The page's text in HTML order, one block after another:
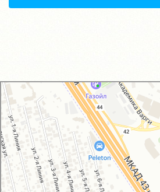
GM-City&VAG-Repair
Автосервис, автотехцентр в Москве
Магазин автозапчастей и автотоваров в Москве